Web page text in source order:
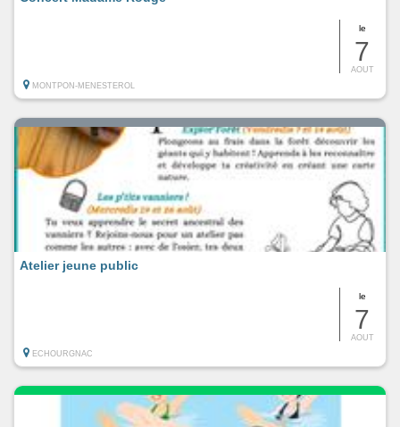
le
7
AOUT
MONTPON-MENESTEROL
le
7
AOUT
Atelier jeune public
ECHOURGNAC